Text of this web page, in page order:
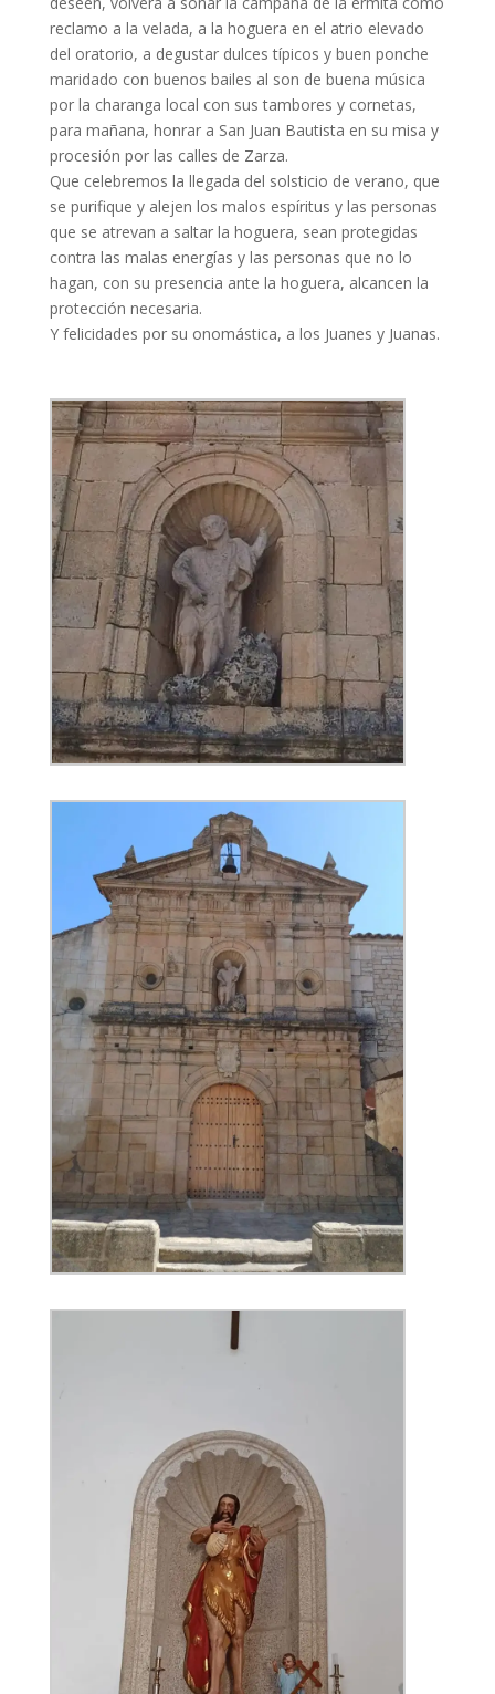
reclamo a la velada, a la hoguera en el atrio elevado
del oratorio, a degustar dulces típicos y buen ponche
maridado con buenos bailes al son de buena música
por la charanga local con sus tambores y cornetas,
para mañana, honrar a San Juan Bautista en su misa y
procesión por las calles de Zarza.
Que celebremos la llegada del solsticio de verano, que
se purifique y alejen los malos espíritus y las personas
que se atrevan a saltar la hoguera, sean protegidas
contra las malas energías y las personas que no lo
hagan, con su presencia ante la hoguera, alcancen la
protección necesaria.
Y felicidades por su onomástica, a los Juanes y Juanas.